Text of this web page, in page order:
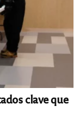
clave que